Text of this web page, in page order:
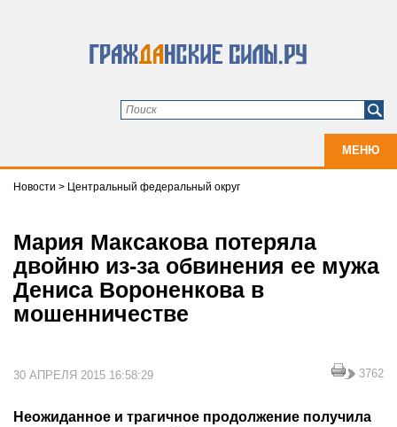
МЕНЮ
Новости > Центральный федеральный округ
Мария Максакова потеряла
двойню из-за обвинения ее мужа
Дениса Вороненкова в
мошенничестве
30 АПРЕЛЯ 2015 16:58:29 3762
Неожиданное и трагичное продолжение получила